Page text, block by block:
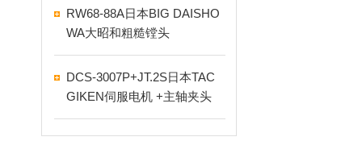
RW68-88A日本BIG DAISHO
WA大昭和粗糙镗头
DCS-3007P+JT.2S日本TAC
GIKEN伺服电机 +主轴夹头